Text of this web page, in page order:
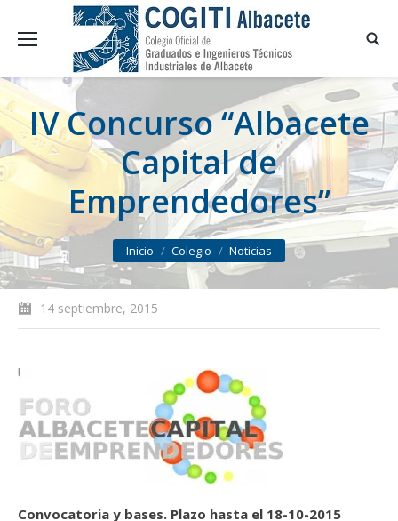
IV Concurso “Albacete
Capital de
Emprendedores”
You are here:
Inicio Colegio Noticias
14 septiembre, 2015
Convocatoria y bases. Plazo hasta el 18-10-2015